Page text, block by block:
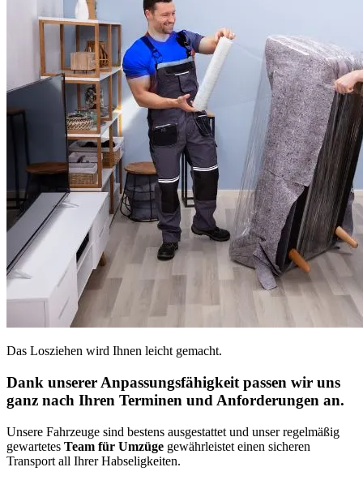
Das Losziehen wird Ihnen leicht gemacht.
Dank unserer Anpassungsfähigkeit passen wir uns
ganz nach Ihren Terminen und Anforderungen an.
Unsere Fahrzeuge sind bestens ausgestattet und unser regelmäßig
gewartetes Team für Umzüge gewährleistet einen sicheren
Transport all Ihrer Habseligkeiten.